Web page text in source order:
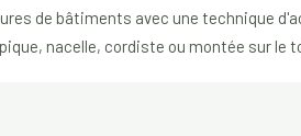
de bâtiments avec une technique
nacelle, cordiste ou montée sur le